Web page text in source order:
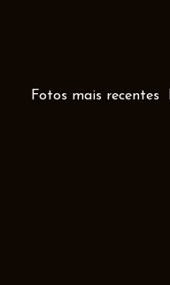
Fotos mais recentes